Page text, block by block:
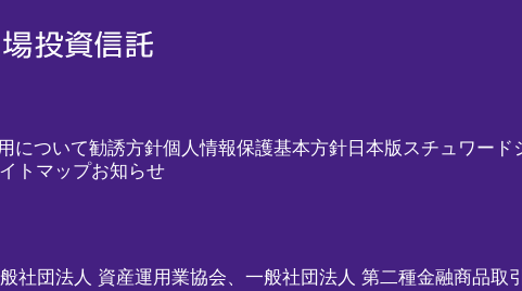
について勧誘方針個人情報保護基本方針 日本版スチュワード
トマップお知らせ
社団法人 資産運用業協会、一般社団法人 第二種金融商品取